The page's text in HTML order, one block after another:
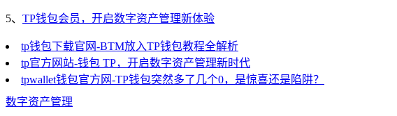
5、 TP钱包会员，开启数字资产管理新体验
tp钱包下载官网-BTM放入TP钱包教程全解析
tp官方网站-钱包 TP，开启数字资产管理新时代
tpwallet钱包官方网-TP钱包突然多了几个0，是惊喜还是陷阱？
数字资产管理